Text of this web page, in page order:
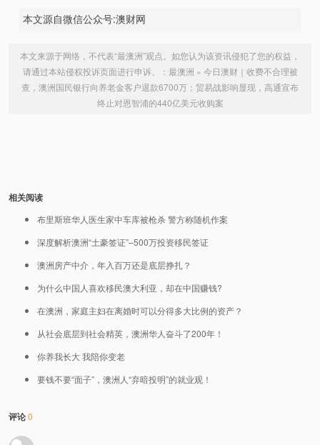
本文源自微信公众号:澳财网
本文来源于网络，不代表“最澳洲”观点。如您认为该资讯侵犯了您的权益，
请通过本站侵权投诉页面进行申诉。： 最澳洲 » 今日澳财｜收费不合理被
查，澳洲国民银行向养老金客户退款6700万；贸易战影响显现，高通宣布
终止对恩智浦的440亿美元收购案
相关阅读
布里斯班华人医生家中车库被枪杀 警方称随机作案
深度解析澳洲“土豪签证”–500万投资移民签证
澳洲房产中介，年入百万还是底层挣扎？
为什么中国人喜欢移民澳大利亚，却在中国赚钱?
在澳洲，家庭主妇在离婚时可以分得多大比例的资产？
从社会底层到社会精英，澳洲华人奋斗了200年！
你养我长大 我陪你变老
要钱不要“面子”，澳洲人“弃暗投明”的就业观！
评论0